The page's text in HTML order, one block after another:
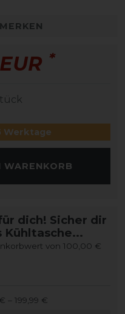
*
Werktage
WARENKORB
dich! Sicher dir
Kühltasche...
von 100,00 €
– 199,99 €